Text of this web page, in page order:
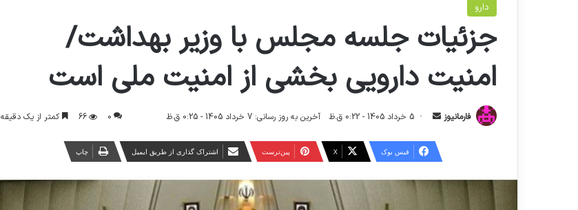
دارو
جزئیات جلسه مجلس با وزیر بهداشت/
امنیت دارویی بخشی از امنیت ملی است
فارمانیوز
س
ل
5 خرداد 1405 - 0:22 ق.ظ آخرین به روز رسانی: 7 خرداد 1405 - 0:25 ق.ظ 0
66 کمتر از یک دقیقه
فیس بوک X ‫پین‌ترست اشتراک گذاری از طریق ایمیل چاپ